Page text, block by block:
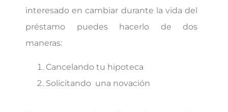
interesado en cambiar durante la vida del
préstamo puedes hacerlo de dos
maneras:
Cancelando tu hipoteca
Solicitando una novación